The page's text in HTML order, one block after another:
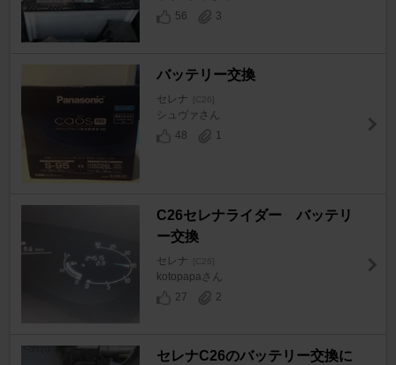
56
3
バッテリー交換
セレナ [C26]
シュヴァさん
48
1
C26セレナライダー バッテリ
ー交換
セレナ [C26]
kotopapaさん
27
2
セレナC26のバッテリー交換に